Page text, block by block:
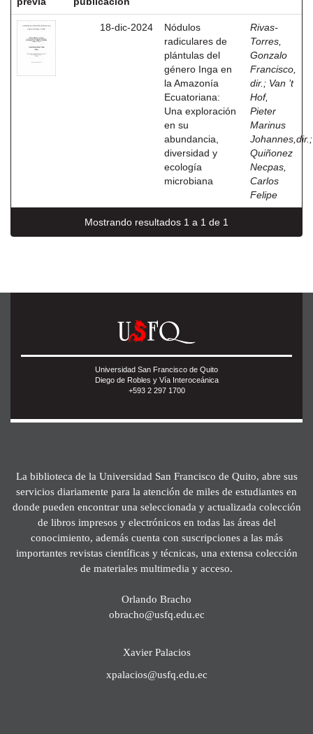
18-dic-2024
Nódulos
radiculares de
plántulas del
género Inga en
la Amazonía
Ecuatoriana:
Una exploración
en su
abundancia,
diversidad y
ecología
microbiana
Rivas-
Torres,
Gonzalo
Francisco,
dir. ; Van ’t
Hof,
Pieter
Marinus
Johannes,dir. ;
Quiñonez
Necpas,
Carlos
Felipe
Mostrando resultados 1 a 1 de 1
Universidad San Francisco de Quito
Diego de Robles y Vía Interoceánica
+593 2 297 1700
La biblioteca de la Universidad San Francisco de Quito, abre sus
servicios diariamente para la atención de miles de estudiantes en
donde pueden encontrar una seleccionada y actualizada colección
de libros impresos y electrónicos en todas las áreas del
conocimiento, además cuenta con suscripciones a las más
importantes revistas científicas y técnicas, una extensa colección
de materiales multimedia y acceso.
Orlando Bracho
obracho@usfq.edu.ec
Xavier Palacios
xpalacios@usfq.edu.ec